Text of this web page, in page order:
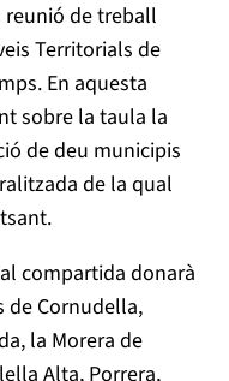
reunió de treball
Territorials de
En aquesta
sobre la taula la
de deu municipis
de la qual
compartida donarà
de Cornudella,
la Morera de
Alta, Porrera,